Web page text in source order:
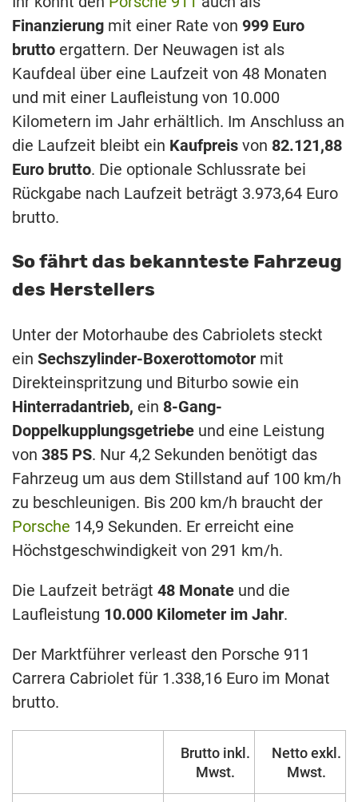
Finanzierung mit einer Rate von 999 Euro
brutto ergattern. Der Neuwagen ist als
Kaufdeal über eine Laufzeit von 48 Monaten
und mit einer Laufleistung von 10.000
Kilometern im Jahr erhältlich. Im Anschluss an
die Laufzeit bleibt ein Kaufpreis von 82.121,88
Euro brutto. Die optionale Schlussrate bei
Rückgabe nach Laufzeit beträgt 3.973,64 Euro
brutto.
So fährt das bekannteste Fahrzeug
des Herstellers
Unter der Motorhaube des Cabriolets steckt
ein Sechszylinder-Boxerottomotor mit
Direkteinspritzung und Biturbo sowie ein
Hinterradantrieb, ein 8-Gang-
Doppelkupplungsgetriebe und eine Leistung
von 385 PS. Nur 4,2 Sekunden benötigt das
Fahrzeug um aus dem Stillstand auf 100 km/h
zu beschleunigen. Bis 200 km/h braucht der
Porsche 14,9 Sekunden. Er erreicht eine
Höchstgeschwindigkeit von 291 km/h.
Die Laufzeit beträgt 48 Monate und die
Laufleistung 10.000 Kilometer im Jahr.
Der Marktführer verleast den Porsche 911
Carrera Cabriolet für 1.338,16 Euro im Monat
brutto.
Brutto inkl.
Mwst.
Netto exkl.
Mwst.